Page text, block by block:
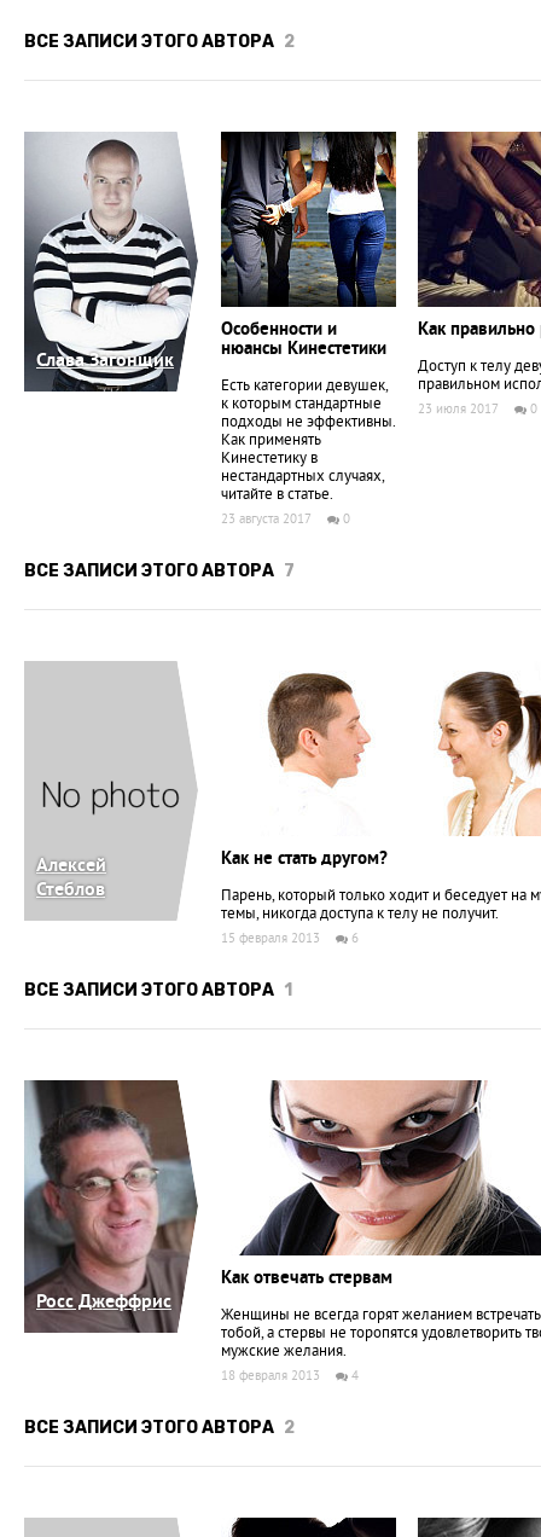
ВСЕ ЗАПИСИ ЭТОГО АВТОРА 2
Слава Загонщик
Особенности и
нюансы Кинестетики
Есть категории девушек,
к которым стандартные
подходы не эффективны.
Как применять
Кинестетику в
нестандартных случаях,
читайте в статье.
23 августа 2017 0
Как
Доступ к телу
правильном
23 июля 2017 0
ВСЕ ЗАПИСИ ЭТОГО АВТОРА 7
Алексей
Стеблов
Как не стать другом?
Парень, который только ходит и беседует на
темы, никогда доступа к телу не получит.
15 февраля 2013 6
ВСЕ ЗАПИСИ ЭТОГО АВТОРА 1
Росс Джеффрис
Как отвечать стервам
Женщины не всегда горят желанием
тобой, а стервы не торопятся удовлетворить
мужские желания.
18 февраля 2013 4
ВСЕ ЗАПИСИ ЭТОГО АВТОРА 2